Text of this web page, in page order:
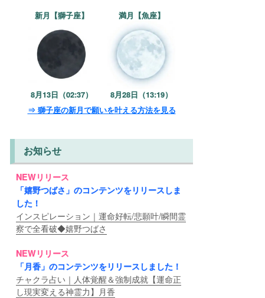
新月【獅子座】
8月13日（02:37）
満月【魚座】
8月28日（13:19）
⇒ 獅子座の新月で願いを叶える方法を見る
お知らせ
NEWリリース
「嬉野つばさ」のコンテンツをリリースしま
した！
インスピレーション｜運命好転/悲願叶/瞬間霊
察で全看破◆嬉野つばさ
NEWリリース
「月香」のコンテンツをリリースしました！
チャクラ占い｜人体覚醒＆強制成就【運命正
し現実変える神霊力】月香